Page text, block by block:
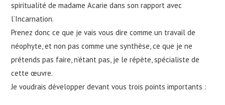
spiritualité de madame Acarie dans son rapport avec
l’Incarnation.
Prenez donc ce que je vais vous dire comme un travail de
néophyte, et non pas comme une synthèse, ce que je ne
prétends pas faire, n’étant pas, je le répète, spécialiste de
cette œuvre.
Je voudrais développer devant vous trois points importants :